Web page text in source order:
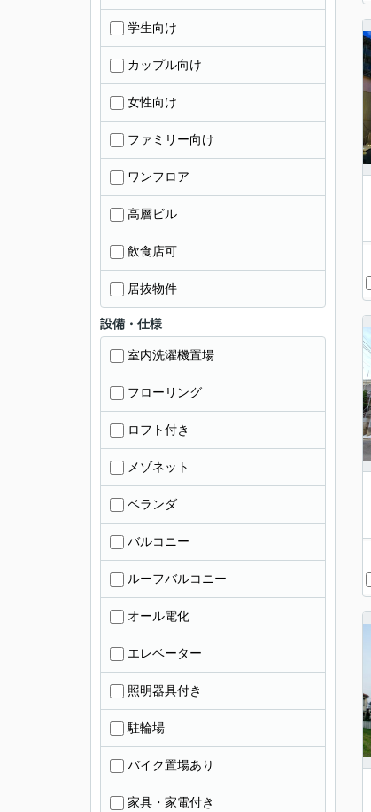
学生向け
カップル向け
女性向け
ファミリー向け
ワンフロア
高層ビル
飲食店可
居抜物件
設備・仕様
室内洗濯機置場
フローリング
ロフト付き
メゾネット
ベランダ
バルコニー
ルーフバルコニー
オール電化
エレベーター
照明器具付き
駐輪場
バイク置場あり
家具・家電付き